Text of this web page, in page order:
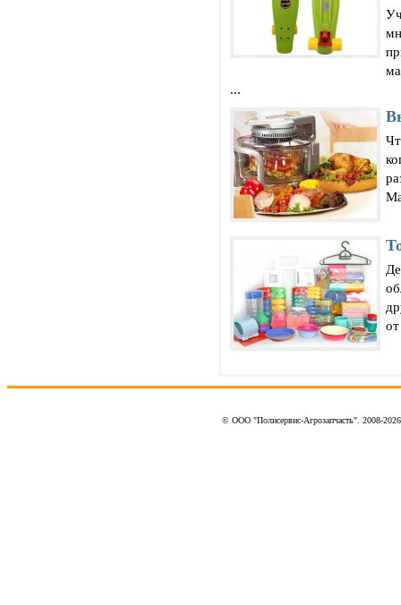
...
© ООО "Полисервис-Агрозапчасть". 2008-